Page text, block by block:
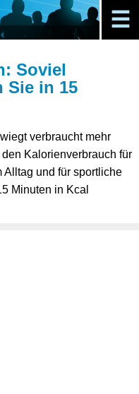
☰
Soviel
Sie in 15
verbraucht mehr
Kalorienverbrauch für
und für sportliche
Minuten in Kcal